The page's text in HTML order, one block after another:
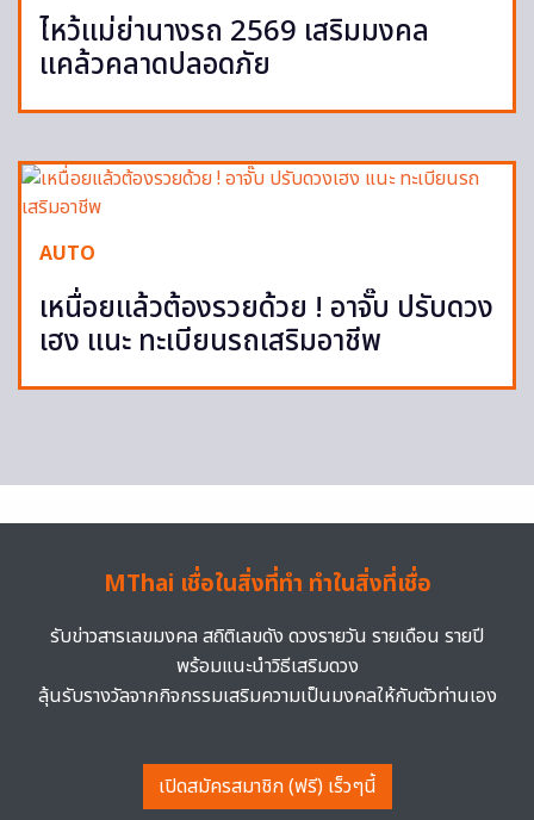
ไหว้แม่ย่านางรถ 2569 เสริมมงคล
แคล้วคลาดปลอดภัย
AUTO
เหนื่อยแล้วต้องรวยด้วย ! อาจั๊บ ปรับดวง
เฮง แนะ ทะเบียนรถเสริมอาชีพ
MThai เชื่อในสิ่งที่ทำ ทำในสิ่งที่เชื่อ
รับข่าวสารเลขมงคล สถิติเลขดัง ดวงรายวัน รายเดือน รายปี
พร้อมแนะนำวิธีเสริมดวง
ลุ้นรับรางวัลจากกิจกรรมเสริมความเป็นมงคลให้กับตัวท่านเอง
เปิดสมัครสมาชิก (ฟรี) เร็วๆนี้